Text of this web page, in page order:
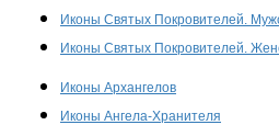
Иконы Святых Покровителей.
Иконы Святых Покровителей.
Иконы Архангелов
Иконы Ангела-Хранителя